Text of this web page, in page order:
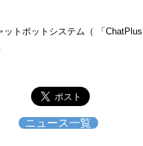
トボットシステム（ 「
ニュース一覧